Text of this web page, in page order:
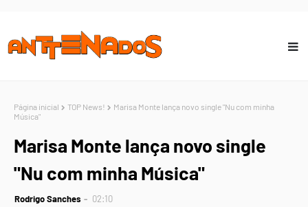
Página inicial TOP News!
Marisa Monte lança novo single "Nu com minha
Música"
Marisa Monte lança novo single
"Nu com minha Música"
Rodrigo Sanches 02:10